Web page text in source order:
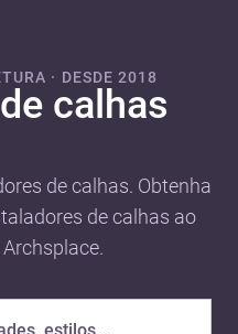
· DESDE 2018
calhas
de calhas. Obtenha
de calhas ao